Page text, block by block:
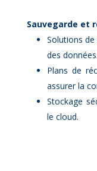
Sau­ve­garde et
So­lu­tions
des don­nées.
Plans de
as­su­rer la
Sto­ckage
le cloud.